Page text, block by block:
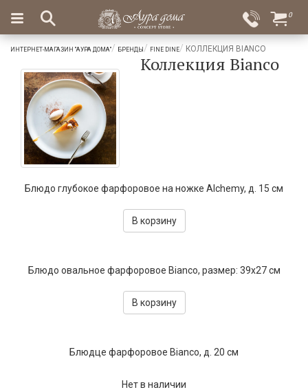
Вход
Избранное
×
Подарки
Ароматы
для
дома
Бар
хрусталь
0
ИНТЕРНЕТ-МАГАЗИН "АУРА ДОМА" БРЕНДЫ FINE DINE КОЛЛЕКЦИЯ BIANCO
Коллекция Bianco
Блюдо глубокое фарфоровое на ножке Alchemy, д. 15 см
В корзину
Блюдо овальное фарфоровое Bianco, размер: 39х27 см
В корзину
Блюдце фарфоровое Bianco, д. 20 см
Нет в наличии